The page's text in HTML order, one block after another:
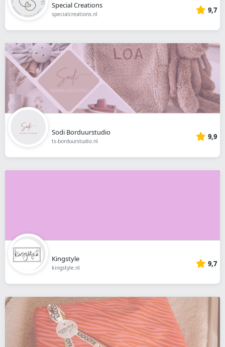
Special Creations
specialcreations.nl 9,7
Sodi Borduurstudio
ts-borduurstudio.nl 9,9
Kingstyle
kingstyle.nl 9,7